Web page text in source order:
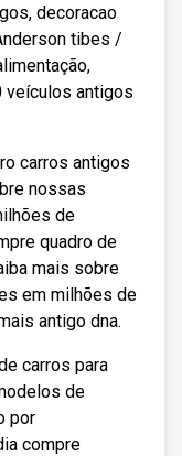
decoracao
tibes /
veículos antigos
carros antigos
nossas
de
quadro de
mais sobre
em milhões de
antigo dna.
carros para
de
por
compre